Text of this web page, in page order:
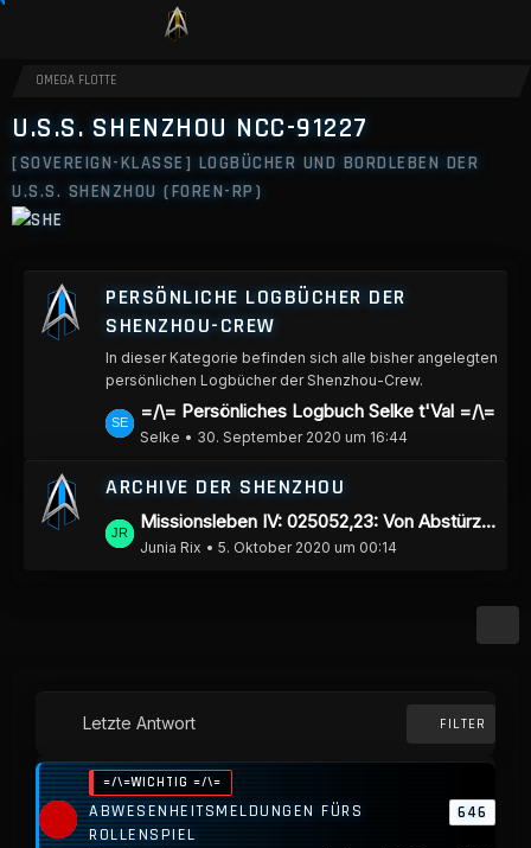
OMEGA FLOTTE
U.S.S. SHENZHOU NCC-91227
[SOVEREIGN-KLASSE] LOGBÜCHER UND BORDLEBEN DER
U.S.S. SHENZHOU (FOREN-RP)
PERSÖNLICHE LOGBÜCHER DER
SHENZHOU-CREW
In dieser Kategorie befinden sich alle bisher angelegten
persönlichen Logbücher der Shenzhou-Crew.
L
e
z
t
e
ä
e
=/\= Persönliches Logbuch Selke t'Val =/\=
Selke 30. September 2020 um 16:44
ARCHIVE DER SHENZHOU
L
e
e
t
r
ä
Missionsleben IV: 025052,23: Von Abstürzen und anderen Katastrophen
Junia Rix 5. Oktober 2020 um 00:14
Letzte Antwort FILTER
=/\=WICHTIG =/\=
ABWESENHEITSMELDUNGEN FÜRS
ROLLENSPIEL
646